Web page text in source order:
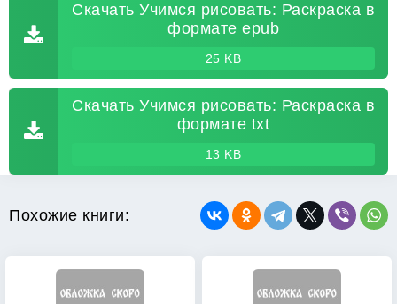
Скачать Учимся рисовать: Раскраска в
формате epub
25 KB
Скачать Учимся рисовать: Раскраска в
формате txt
13 KB
Похожие книги: